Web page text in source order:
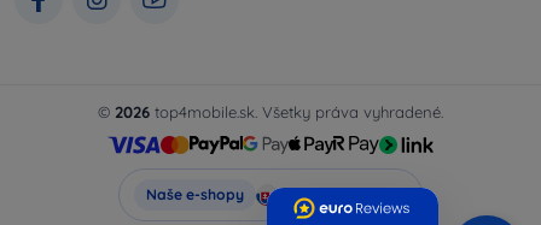
© 2026 top4mobile.sk. Všetky práva vyhradené.
Naše e-shopy Top4Mobile.sk